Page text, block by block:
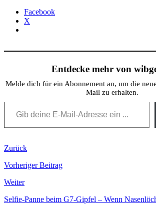
Facebook
X
Entdecke mehr von
Melde dich für ein Abonnement an, um die
Mail zu erhalten.
Gib deine E-Mail-Adresse ein ...
Zurück
Vorheriger Beitrag
Weiter
Selfie-Panne beim G7-Gipfel – Wenn